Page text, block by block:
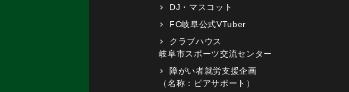
DJ・マスコット
FC岐阜公式VTuber
クラブハウス
岐阜市スポーツ交流センター
障がい者就労支援企画
（名称：ピアサポート）